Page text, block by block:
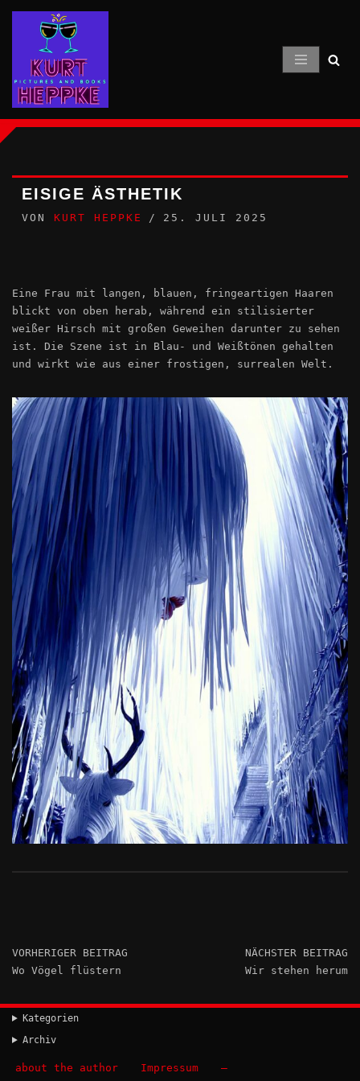
Inhalt
springen
EISIGE ÄSTHETIK
VON KURT HEPPKE 25. JULI 2025
Eine Frau mit langen, blauen, fringeartigen Haaren
blickt von oben herab, während ein stilisierter
weißer Hirsch mit großen Geweihen darunter zu sehen
ist. Die Szene ist in Blau- und Weißtönen gehalten
und wirkt wie aus einer frostigen, surrealen Welt.
VORHERIGER BEITRAG
Wo Vögel flüstern
NÄCHSTER BEITRAG
Wir stehen herum
Kategorien
Archiv
about the author Impressum –